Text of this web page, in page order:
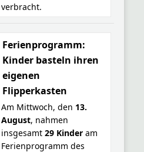
verbracht.
Ferienprogramm:
Kinder basteln ihren
eigenen
Flipperkasten
Am Mittwoch, den 13.
August, nahmen
insgesamt 29 Kinder am
Ferienprogramm des